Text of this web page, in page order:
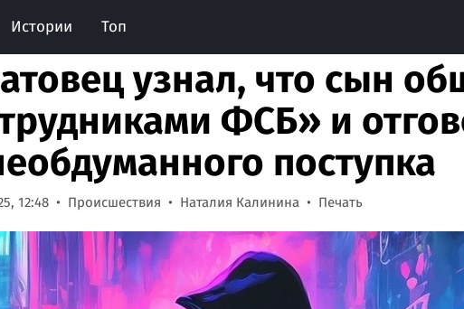
Истории Топ
узнал, что сын
ФСБ» и
поступка
12:48 Происшествия Наталия Калинина Печать